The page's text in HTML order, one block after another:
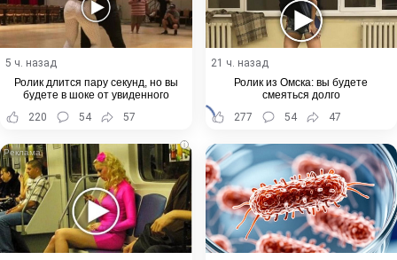
5 ч. назад
Ролик длится пару секунд, но вы
будете в шоке от увиденного
220
54 57
21 ч. назад
Ролик из Омска: вы будете
смеяться долго
277
54 47
i